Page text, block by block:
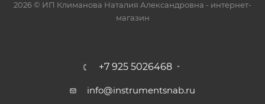
2026 © ИП Климанова Наталия Александровна - интернет-
магазин
+7 925 5026468
info@instrumentsnab.ru